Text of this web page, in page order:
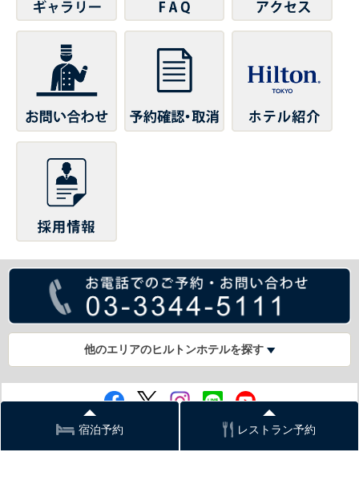
他のエリアのヒルトンホテルを探す
PCサイト English
宿泊予約 レストラン予約